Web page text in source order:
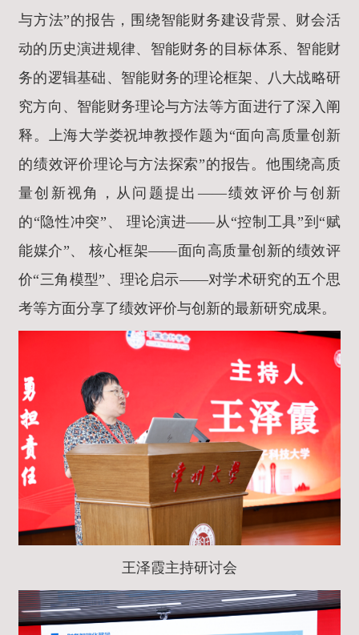
与方法”的报告，围绕智能财务建设背景、财会活
动的历史演进规律、智能财务的目标体系、智能财
务的逻辑基础、智能财务的理论框架、八大战略研
究方向、智能财务理论与方法等方面进行了深入阐
释。上海大学娄祝坤教授作题为“面向高质量创新
的绩效评价理论与方法探索”的报告。他围绕高质
量创新视角，从问题提出——绩效评价与创新
的“隐性冲突”、 理论演进——从“控制工具”到“赋
能媒介”、 核心框架——面向高质量创新的绩效评
价“三角模型”、理论启示——对学术研究的五个思
考等方面分享了绩效评价与创新的最新研究成果。
王泽霞主持研讨会